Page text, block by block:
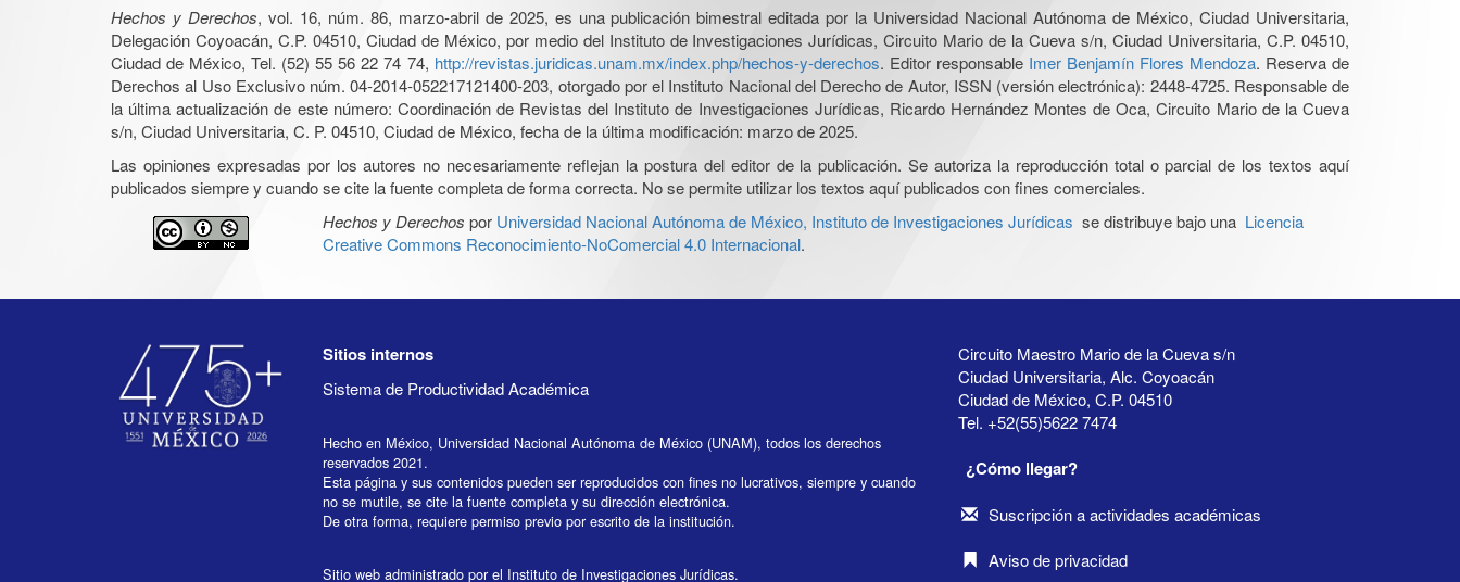
Hechos y Derechos, vol. 16, núm. 86, marzo-abril de 2025, es una publicación bimestral editada por la Universidad Nacional Autónoma de México, Ciudad Universitaria,
Delegación Coyoacán, C.P. 04510, Ciudad de México, por medio del Instituto de Investigaciones Jurídicas, Circuito Mario de la Cueva s/n, Ciudad Universitaria, C.P. 04510,
Ciudad de México, Tel. (52) 55 56 22 74 74, http://revistas.juridicas.unam.mx/index.php/hechos-y-derechos. Editor responsable Imer Benjamín Flores Mendoza. Reserva de
Derechos al Uso Exclusivo núm. 04-2014-052217121400-203, otorgado por el Instituto Nacional del Derecho de Autor, ISSN (versión electrónica): 2448-4725. Responsable de
la última actualización de este número: Coordinación de Revistas del Instituto de Investigaciones Jurídicas, Ricardo Hernández Montes de Oca, Circuito Mario de la Cueva
s/n, Ciudad Universitaria, C. P. 04510, Ciudad de México, fecha de la última modificación: marzo de 2025.
Las opiniones expresadas por los autores no necesariamente reflejan la postura del editor de la publicación. Se autoriza la reproducción total o parcial de los textos aquí
publicados siempre y cuando se cite la fuente completa de forma correcta. No se permite utilizar los textos aquí publicados con fines comerciales.
Hechos y Derechos por Universidad Nacional Autónoma de México, Instituto de Investigaciones Jurídicas se distribuye bajo una Licencia
Creative Commons Reconocimiento-NoComercial 4.0 Internacional.
Sitios internos
Sistema de Productividad Académica
Hecho en México, Universidad Nacional Autónoma de México (UNAM), todos los derechos
reservados 2021.
Esta página y sus contenidos pueden ser reproducidos con fines no lucrativos, siempre y cuando
no se mutile, se cite la fuente completa y su dirección electrónica.
De otra forma, requiere permiso previo por escrito de la institución.
Sitio web administrado por el Instituto de Investigaciones Jurídicas.
Circuito Maestro Mario de la Cueva s/n
Ciudad Universitaria, Alc. Coyoacán
Ciudad de México, C.P. 04510
Tel. +52(55)5622 7474
¿Cómo llegar?
Suscripción a actividades académicas
Aviso de privacidad